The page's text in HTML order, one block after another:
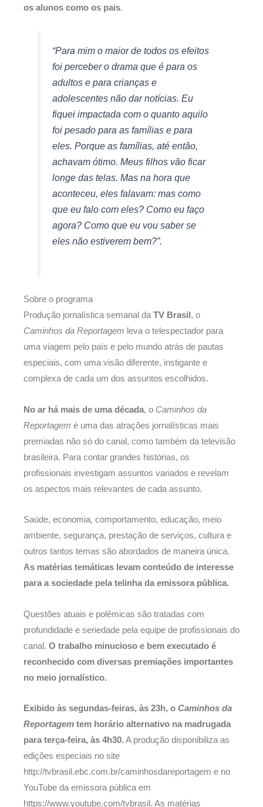
os alunos como os pais.
“Para mim o maior de todos os efeitos
foi perceber o drama que é para os
adultos e para crianças e
adolescentes não dar notícias. Eu
fiquei impactada com o quanto aquilo
foi pesado para as famílias e para
eles. Porque as famílias, até então,
achavam ótimo. Meus filhos vão ficar
longe das telas. Mas na hora que
aconteceu, eles falavam: mas como
que eu falo com eles? Como eu faço
agora? Como que eu vou saber se
eles não estiverem bem?”.
Sobre o programa
Produção jornalística semanal da TV Brasil , o
Caminhos da Reportagem leva o telespectador para
uma viagem pelo país e pelo mundo atrás de pautas
especiais, com uma visão diferente, instigante e
complexa de cada um dos assuntos escolhidos.
No ar há mais de uma década, o Caminhos da
Reportagem é uma das atrações jornalísticas mais
premiadas não só do canal, como também da televisão
brasileira. Para contar grandes histórias, os
profissionais investigam assuntos variados e revelam
os aspectos mais relevantes de cada assunto.
Saúde, economia, comportamento, educação, meio
ambiente, segurança, prestação de serviços, cultura e
outros tantos temas são abordados de maneira única.
As matérias temáticas levam conteúdo de interesse
para a sociedade pela telinha da emissora pública.
Questões atuais e polêmicas são tratadas com
profundidade e seriedade pela equipe de profissionais do
canal. O trabalho minucioso e bem executado é
reconhecido com diversas premiações importantes
no meio jornalístico.
Exibido às segundas-feiras, às 23h, o Caminhos da
Reportagem tem horário alternativo na madrugada
para terça-feira, às 4h30. A produção disponibiliza as
edições especiais no site
http://tvbrasil.ebc.com.br/caminhosdareportagem e no
YouTube da emissora pública em
https://www.youtube.com/tvbrasil. As matérias